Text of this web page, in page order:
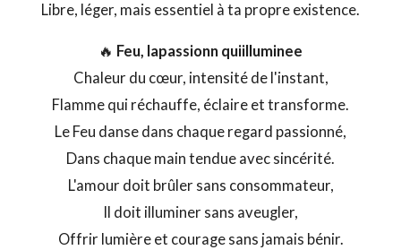
Libre, léger, mais essentiel à ta propre existence.
🔥 Feu, lapassionn quiilluminee
Chaleur du cœur, intensité de l'instant,
Flamme qui réchauffe, éclaire et transforme.
Le Feu danse dans chaque regard passionné,
Dans chaque main tendue avec sincérité.
L'amour doit brûler sans consommateur,
Il doit illuminer sans aveugler,
Offrir lumière et courage sans jamais bénir.